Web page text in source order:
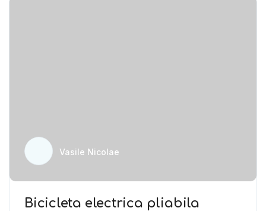
Vasile Nicolae
Bicicleta electrica pliabila